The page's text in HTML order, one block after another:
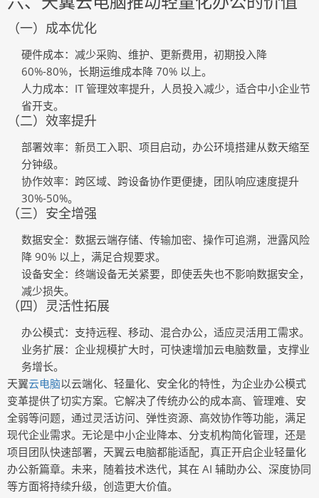
（一）成本优化
硬件成本：减少采购、维护、更新费用，初期投入降
60%-80%，长期运维成本降 70% 以上。
人力成本：IT 管理效率提升，人员投入减少，适合中小企业节
省开支。
（二）效率提升
部署效率：新员工入职、项目启动，办公环境搭建从数天缩至
分钟级。
协作效率：跨区域、跨设备协作更便捷，团队响应速度提升
30%-50%。
（三）安全增强
数据安全：数据云端存储、传输加密、操作可追溯，泄露风险
降 90% 以上，满足合规要求。
设备安全：终端设备无关紧要，即使丢失也不影响数据安全，
减少损失。
（四）灵活性拓展
办公模式：支持远程、移动、混合办公，适应灵活用工需求。
业务扩展：企业规模扩大时，可快速增加云电脑数量，支撑业
务增长。
天翼云电脑以云端化、轻量化、安全化的特性，为企业办公模式
变革提供了切实方案。它解决了传统办公的成本高、管理难、安
全弱等问题，通过灵活访问、弹性资源、高效协作等功能，满足
现代企业需求。无论是中小企业降本、分支机构简化管理，还是
项目团队快速部署，天翼云电脑都能适配，真正开启企业轻量化
办公新篇章。未来，随着技术迭代，其在 AI 辅助办公、深度协同
等方面将持续升级，创造更大价值。